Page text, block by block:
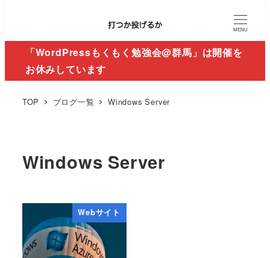
MENU
「WordPressもくもく勉強会@群馬」は開催を
お休みしています
TOP ブログ一覧 Windows Server
Windows Server
Webサイト